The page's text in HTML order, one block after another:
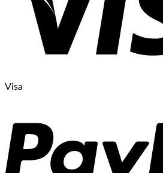
Visa